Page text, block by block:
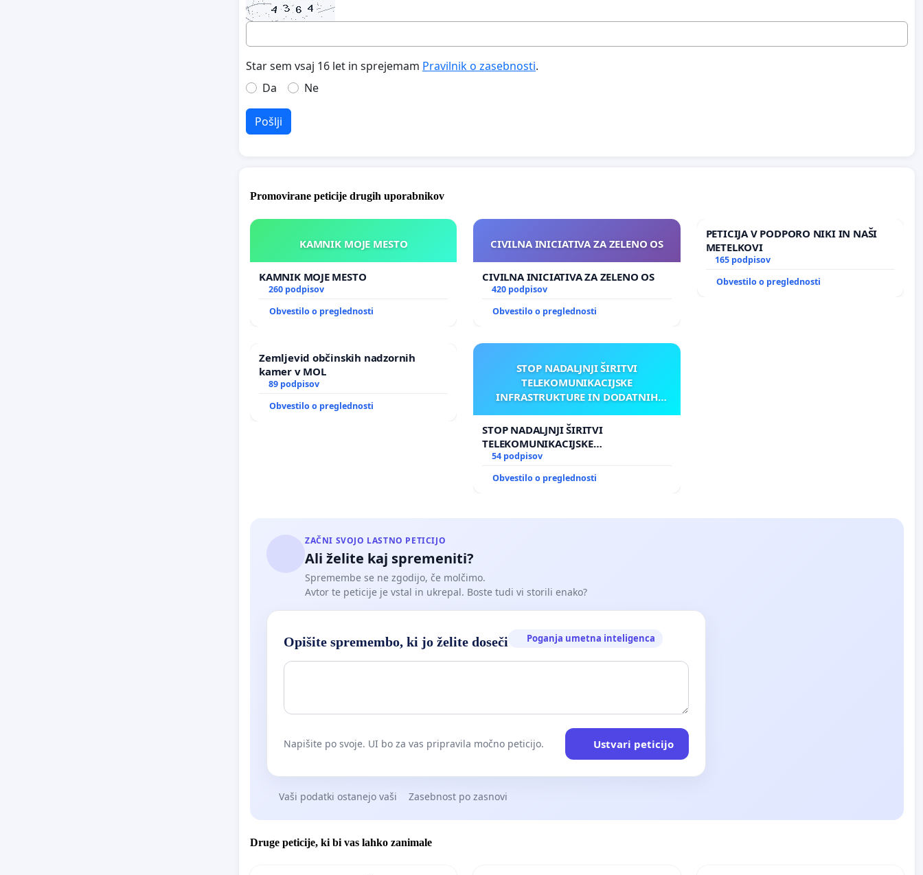
Star sem vsaj 16 let in sprejemam Pravilnik o zasebnosti.
Da
Ne
Pošlji
Promovirane peticije drugih uporabnikov
KAMNIK MOJE MESTO
KAMNIK MOJE MESTO
260 podpisov
Obvestilo o preglednosti
CIVILNA INICIATIVA ZA ZELENO OS
CIVILNA INICIATIVA ZA ZELENO OS
420 podpisov
Obvestilo o preglednosti
PETICIJA V PODPORO NIKI IN NAŠI
METELKOVI
165 podpisov
Obvestilo o preglednosti
Zemljevid občinskih nadzornih
kamer v MOL
89 podpisov
Obvestilo o preglednosti
STOP NADALJNJI ŠIRITVI
TELEKOMUNIKACIJSKE
INFRASTRUKTURE IN DODATNIH
STOP NADALJNJI ŠIRITVI
TELEKOMUNIKACIJSKE
INFRASTRUKTURE IN DODATNIH
54 podpisov
Obvestilo o preglednosti
ZAČNI SVOJO LASTNO PETICIJO
Ali želite kaj spremeniti?
Spremembe se ne zgodijo, če molčimo.
Avtor te peticije je vstal in ukrepal. Boste tudi vi storili enako?
Opišite spremembo, ki jo želite doseči Poganja umetna inteligenca
Napišite po svoje. UI bo za vas pripravila močno peticijo. Ustvari peticijo
Vaši podatki ostanejo vaši Zasebnost po zasnovi
Druge peticije, ki bi vas lahko zanimale